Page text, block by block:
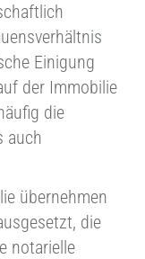
Einigung
der Immobilie
die
auch
übernehmen
die
notarielle